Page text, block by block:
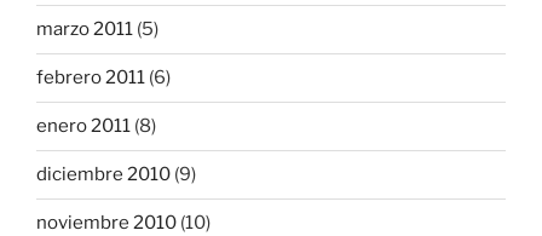
marzo 2011 (5)
febrero 2011 (6)
enero 2011 (8)
diciembre 2010 (9)
noviembre 2010 (10)